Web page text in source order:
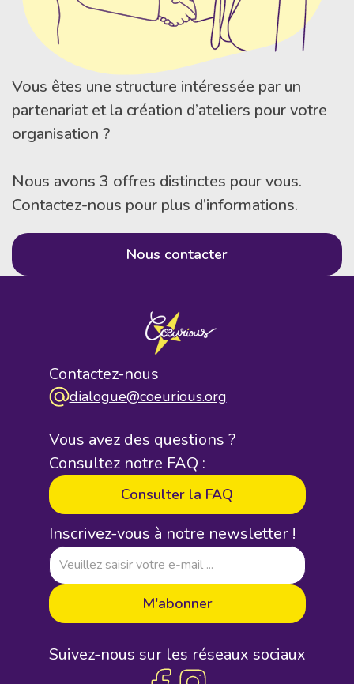
Vous êtes une structure intéressée par un
partenariat et la création d’ateliers pour votre
organisation ?
Nous avons 3 offres distinctes pour vous.
Contactez-nous pour plus d’informations.
Nous contacter
Contactez-nous
dialogue@coeurious.org
Vous avez des questions ?
Consultez notre FAQ :
Consulter la FAQ
Inscrivez-vous à notre newsletter !
Suivez-nous sur les réseaux sociaux